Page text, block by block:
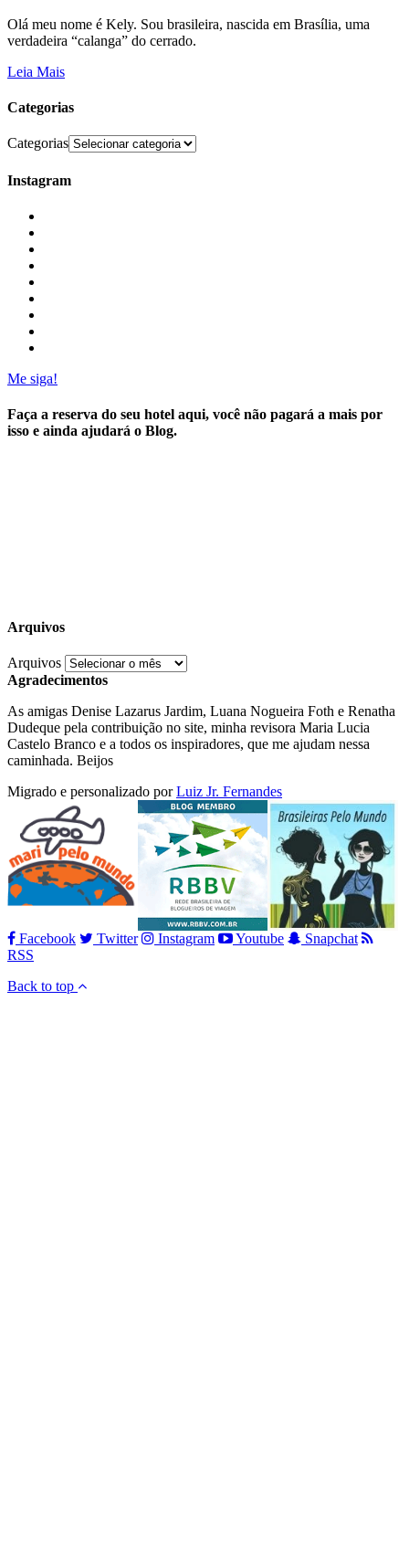
Olá meu nome é Kely. Sou brasileira, nascida em Brasília, uma
verdadeira “calanga” do cerrado.
Leia Mais
Categorias
Categorias
Instagram
Me siga!
Faça a reserva do seu hotel aqui, você não pagará a mais por
isso e ainda ajudará o Blog.
Arquivos
Arquivos
Agradecimentos
As amigas Denise Lazarus Jardim, Luana Nogueira Foth e Renatha
Dudeque pela contribuição no site, minha revisora Maria Lucia
Castelo Branco e a todos os inspiradores, que me ajudam nessa
caminhada. Beijos
Migrado e personalizado porLuiz Jr. Fernandes
Facebook Twitter Instagram Youtube
Snapchat
RSS
Back to top